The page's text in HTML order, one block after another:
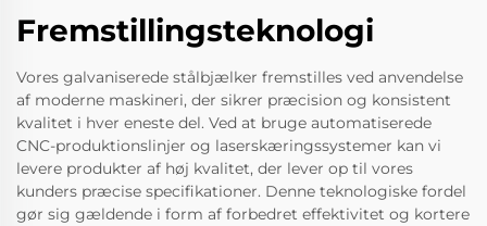
Fremstillingsteknologi
Vores galvaniserede stålbjælker fremstilles ved anvendelse
af moderne maskineri, der sikrer præcision og konsistent
kvalitet i hver eneste del. Ved at bruge automatiserede
CNC-produktionslinjer og laserskæringssystemer kan vi
levere produkter af høj kvalitet, der lever op til vores
kunders præcise specifikationer. Denne teknologiske fordel
gør sig gældende i form af forbedret effektivitet og kortere